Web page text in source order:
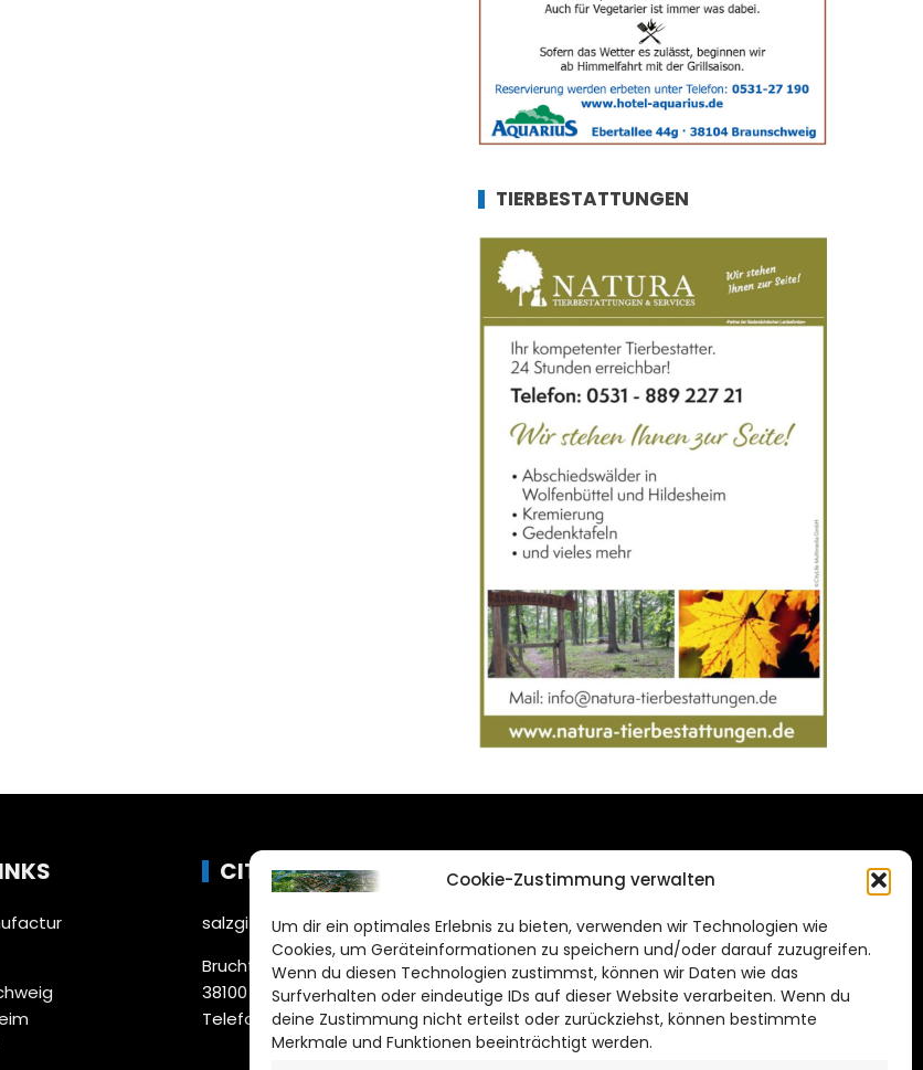
Cookie-Zustimmung verwalten
Um dir ein optimales Erlebnis zu bieten, verwenden wir Technologien wie
Cookies, um Geräteinformationen zu speichern und/oder darauf zuzugreifen.
Wenn du diesen Technologien zustimmst, können wir Daten wie das
Surfverhalten oder eindeutige IDs auf dieser Website verarbeiten. Wenn du
deine Zustimmung nicht erteilst oder zurückziehst, können bestimmte
Merkmale und Funktionen beeinträchtigt werden.
TIERBESTATTUNGEN
CITYLIFE!
salzgitter@citylifemedien.de
Bruchtorwall 12
38100 Braunschweig
Telefon: 0531 387220 – 65
DAS STADTMAGAZIN
FÜR SALZGITTER
Impressum
Datenschutzerklärung
Cookie Richtlinie
CITYLIFE! BEI FACEBOOK